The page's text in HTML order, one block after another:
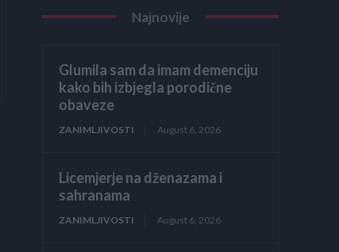
Najnovije
Glumila sam da imam demenciju
kako bih izbjegla porodične
obaveze
ZANIMLJIVOSTI August 6, 2026
Licemjerje na dženazama i
sahranama
ZANIMLJIVOSTI August 6, 2026